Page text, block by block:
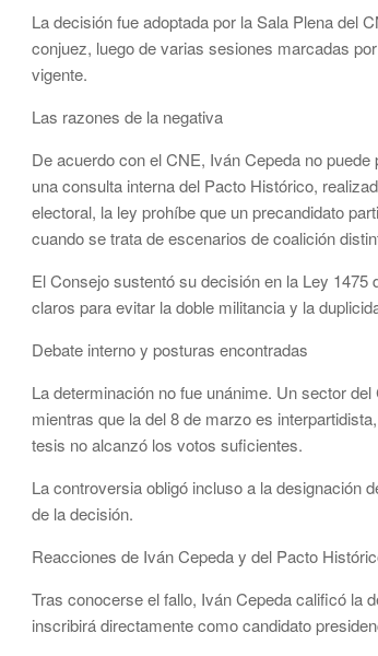
La decisión fue adoptada por la Sala Plena del
conjuez, luego de varias sesiones marcadas
vigente.
Las razones de la negativa
De acuerdo con el CNE, Iván Cepeda no
una consulta interna del Pacto Histórico,
electoral, la ley prohíbe que un precandidato
cuando se trata de escenarios de coalición
El Consejo sustentó su decisión en la Ley
claros para evitar la doble militancia y la
Debate interno y posturas encontradas
La determinación no fue unánime. Un sector
mientras que la del 8 de marzo es
tesis no alcanzó los votos suficientes.
La controversia obligó incluso a la designación
de la decisión.
Reacciones de Iván Cepeda y del Pacto
Tras conocerse el fallo, Iván Cepeda calificó la
inscribirá directamente como candidato